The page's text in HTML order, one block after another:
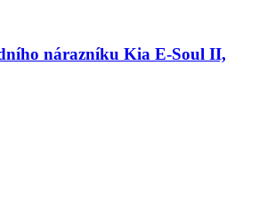
nárazníku Kia E-Soul II,